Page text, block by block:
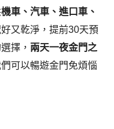
機車、汽車、進口車、
又乾淨，提前30天預
擇， 兩天一夜金門之
可以暢遊金門免煩惱